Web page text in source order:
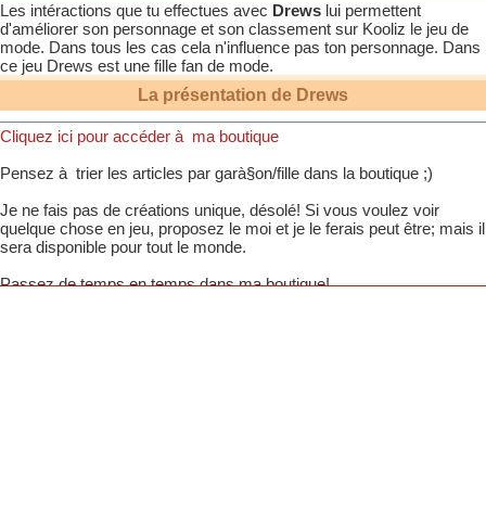
Les intéractions que tu effectues avec Drews lui permettent
d'améliorer son personnage et son classement sur Kooliz le jeu de
mode. Dans tous les cas cela n'influence pas ton personnage. Dans
ce jeu Drews est une fille fan de mode.
La présentation de Drews
Cliquez ici pour accéder à ma boutique
Pensez à trier les articles par garà§on/fille dans la boutique ;)
Je ne fais pas de créations unique, désolé! Si vous voulez voir
quelque chose en jeu, proposez le moi et je le ferais peut être; mais il
sera disponible pour tout le monde.
Passez de temps en temps dans ma boutique!